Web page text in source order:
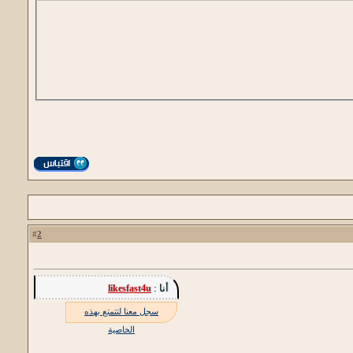
2
أنا : likesfast4u
سجل معنا لتتمتع بهذه
الخاصية